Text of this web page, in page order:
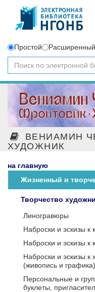
Простой Расширенный
ВЕНИАМИН
ХУДОЖНИК
на главную
Жизненный и
Творчество
Линогравюры
Наброски и эскизы к
Наброски и эскизы к
Наброски и эскизы
(живопись и графика)
Персональные и
буклеты,